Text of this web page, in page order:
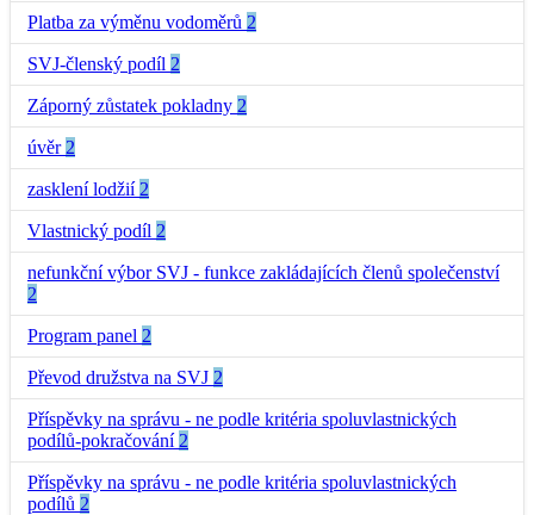
Platba za výměnu vodoměrů 2
SVJ-členský podíl 2
Záporný zůstatek pokladny 2
úvěr 2
zasklení lodžií 2
Vlastnický podíl 2
nefunkční výbor SVJ - funkce zakládajících členů společenství
2
Program panel 2
Převod družstva na SVJ 2
Příspěvky na správu - ne podle kritéria spoluvlastnických
podílů-pokračování 2
Příspěvky na správu - ne podle kritéria spoluvlastnických
podílů 2